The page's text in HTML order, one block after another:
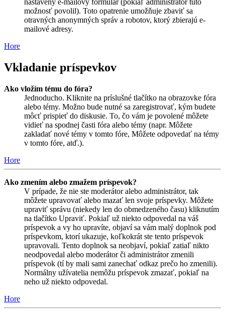
nastavený e-mailový formulár (pokiaľ administrátor túto
možnosť povolil). Toto opatrenie umožňuje zbaviť sa
otravných anonymných správ a robotov, ktorý zbierajú e-
mailové adresy.
Hore
Vkladanie príspevkov
Ako vložím tému do fóra?
Jednoducho. Kliknite na príslušné tlačítko na obrazovke fóra
alebo témy. Možno bude nutné sa zaregistrovať, kým budete
môcť prispieť do diskusie. To, čo vám je povolené môžete
vidieť na spodnej časti fóra alebo témy (napr. Môžete
zakladať nové témy v tomto fóre, Môžete odpovedať na témy
v tomto fóre, atď.).
Hore
Ako zmením alebo zmažem príspevok?
V prípade, že nie ste moderátor alebo administrátor, tak
môžete upravovať alebo mazať len svoje príspevky. Môžete
upraviť správu (niekedy len do obmedzeného času) kliknutím
na tlačítko Upraviť. Pokiaľ už niekto odpovedal na váš
príspevok a vy ho upravíte, objaví sa vám malý doplnok pod
príspevkom, ktorí ukazuje, koľkokrát ste tento príspevok
upravovali. Tento doplnok sa neobjaví, pokiaľ zatiaľ nikto
neodpovedal alebo moderátor či administrátor zmenili
príspevok (tí by mali sami zanechať odkaz prečo ho zmenili).
Normálny užívatelia nemôžu príspevok zmazať, pokiaľ na
neho už niekto odpovedal.
Hore